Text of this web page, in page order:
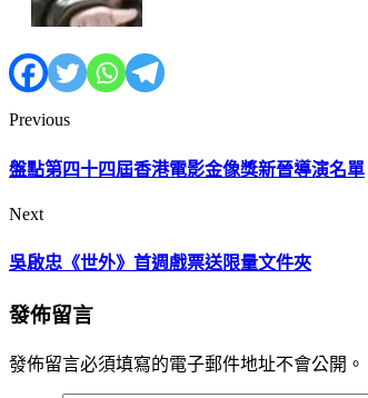
Previous
盤點第四十四屆香港電影金像獎新晉導演名單
Next
吳啟忠《世外》首週戲票送限量文件夾
發佈留言
發佈留言必須填寫的電子郵件地址不會公開。